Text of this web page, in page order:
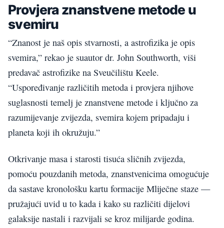
Provjera znanstvene metode u
svemiru
“Znanost je naš opis stvarnosti, a astrofizika je opis
svemira,” rekao je suautor dr. John Southworth, viši
predavač astrofizike na Sveučilištu Keele.
“Uspoređivanje različitih metoda i provjera njihove
suglasnosti temelj je znanstvene metode i ključno za
razumijevanje zvijezda, svemira kojem pripadaju i
planeta koji ih okružuju.”
Otkrivanje masa i starosti tisuća sličnih zvijezda,
pomoću pouzdanih metoda, znanstvenicima omogućuje
da sastave kronološku kartu formacije Mliječne staze —
pružajući uvid u to kada i kako su različiti dijelovi
galaksije nastali i razvijali se kroz milijarde godina.